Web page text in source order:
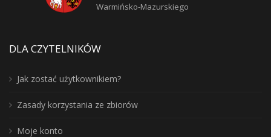
Warmińsko-Mazurskiego
DLA CZYTELNIKÓW
Jak zostać użytkownikiem?
Zasady korzystania ze zbiorów
Moje konto